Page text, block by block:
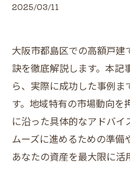
2025/03/11
大阪市都島区での高額戸
訣を徹底解説します。本
ら、実際に成功した事例
す。地域特有の市場動向を
に沿った具体的なアドバ
ムーズに進めるための準備
あなたの資産を最大限に活